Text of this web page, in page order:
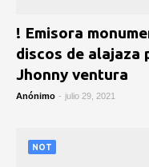
! Emisora
discos de alajaza
Jhonny ventura
Anónimo - julio 29, 2021
NOT